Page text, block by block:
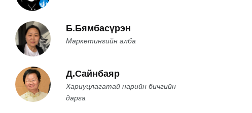
Б.Бямбасүрэн
Маркетингийн алба
Д.Сайнбаяр
Хариуцлагатай нарийн бичгийн
дарга